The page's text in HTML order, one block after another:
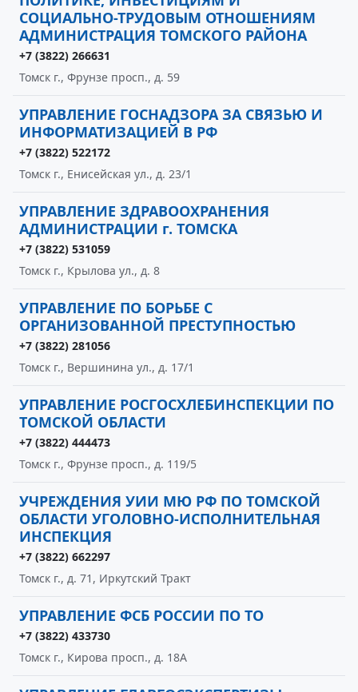
СОЦИАЛЬНО-ТРУДОВЫМ ОТНОШЕНИЯМ
АДМИНИСТРАЦИЯ ТОМСКОГО РАЙОНА
+7 (3822) 266631
Томск г., Фрунзе просп., д. 59
УПРАВЛЕНИЕ ГОСНАДЗОРА ЗА СВЯЗЬЮ И
ИНФОРМАТИЗАЦИЕЙ В РФ
+7 (3822) 522172
Томск г., Енисейская ул., д. 23/1
УПРАВЛЕНИЕ ЗДРАВООХРАНЕНИЯ
АДМИНИСТРАЦИИ г. ТОМСКА
+7 (3822) 531059
Томск г., Крылова ул., д. 8
УПРАВЛЕНИЕ ПО БОРЬБЕ С
ОРГАНИЗОВАННОЙ ПРЕСТУПНОСТЬЮ
+7 (3822) 281056
Томск г., Вершинина ул., д. 17/1
УПРАВЛЕНИЕ РОСГОСХЛЕБИНСПЕКЦИИ ПО
ТОМСКОЙ ОБЛАСТИ
+7 (3822) 444473
Томск г., Фрунзе просп., д. 119/5
УЧРЕЖДЕНИЯ УИИ МЮ РФ ПО ТОМСКОЙ
ОБЛАСТИ УГОЛОВНО-ИСПОЛНИТЕЛЬНАЯ
ИНСПЕКЦИЯ
+7 (3822) 662297
Томск г., д. 71, Иркутский Тракт
УПРАВЛЕНИЕ ФСБ РОССИИ ПО ТО
+7 (3822) 433730
Томск г., Кирова просп., д. 18А